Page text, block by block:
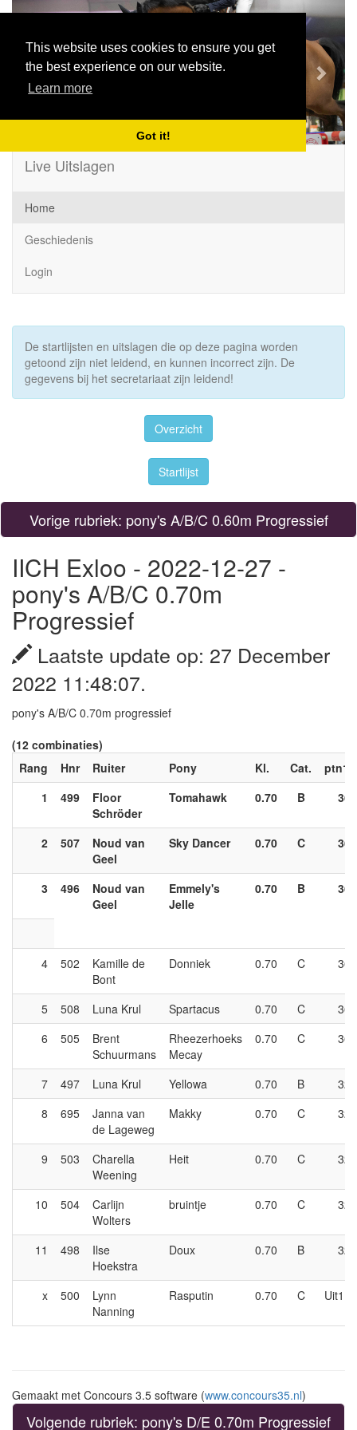
This website uses cookies to ensure you get
the best experience on our website.
Learn more
Got it!
Previous Next
Live Uitslagen
Home
Geschiedenis
Login
De startlijsten en uitslagen die op deze pagina worden
getoond zijn niet leidend, en kunnen incorrect zijn. De
gegevens bij het secretariaat zijn leidend!
Overzicht
Startlijst
Vorige rubriek: pony's A/B/C 0.60m Progressief
IICH Exloo - 2022-12-27 -
pony's A/B/C 0.70m
Progressief
Laatste update op: 27 December
2022 11:48:07.
pony's A/B/C 0.70m progressief
(12 combinaties)
Rang
Hnr Ruiter Pony Kl. Cat.
ptn1
1
499
Floor
Schröder
Tomahawk 0.70 B 36
2 507
Noud van
Geel
Sky Dancer 0.70 C 36
3 496
Noud van
Geel
Emmely's
Jelle
0.70 B 36
4 502
Kamille de
Bont
Donniek 0.70 C 36
5 508 Luna Krul Spartacus 0.70 C
36
6
505
Brent
Schuurmans
Rheezerhoeks
Mecay
0.70 C 36
7 497 Luna Krul Yellowa 0.70 B
32
8
695
Janna van
de Lageweg
Makky 0.70 C 32
9 503
Charella
Weening
Heit 0.70 C 32
10 504
Carlijn
Wolters
bruintje 0.70 C 32
11 498
Ilse
Hoekstra
Doux 0.70 B 32
x 500
Lynn
Nanning
Rasputin 0.70 C Uit11
Gemaakt met Concours 3.5 software (www.concours35.nl)
Volgende rubriek: pony's D/E 0.70m Progressief